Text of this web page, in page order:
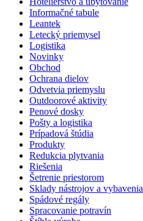
Informačné tabule
Leantek
Letecký priemysel
Logistika
Novinky
Obchod
Ochrana dielov
Odvetvia priemyslu
Outdoorové aktivity
Penové dosky
Pošty a logistika
Prípadová štúdia
Produkty
Redukcia plytvania
Riešenia
Šetrenie priestorom
Sklady nástrojov a vybavenia
Spádové regály
Spracovanie potravín